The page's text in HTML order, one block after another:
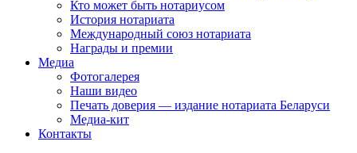
Кто может быть нотариусом
История нотариата
Международный союз нотариата
Награды и премии
Медиа
Фотогалерея
Наши видео
Печать доверия — издание нотариата Беларуси
Медиа-кит
Контакты